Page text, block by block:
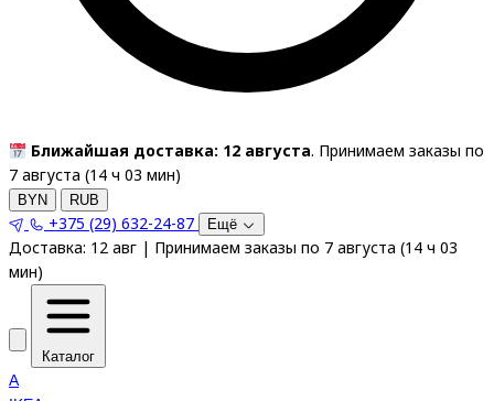
Ближайшая доставка: 12 августа. Принимаем заказы по
7 августа (14 ч 03 мин)
BYN RUB
+375 (29) 632-24-87 Ещё
Доставка: 12 авг | Принимаем заказы по 7 августа (14 ч 03
мин)
Каталог
A